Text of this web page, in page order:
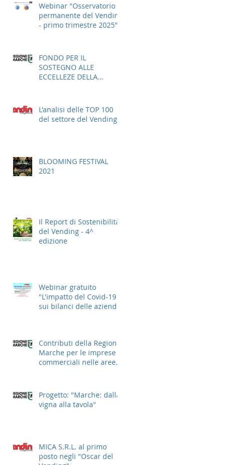
Webinar "Osservatorio
permanente del Vending
- primo trimestre 2025"
FONDO PER IL
SOSTEGNO ALLE
ECCELLEZE DELLA
ITALIANO
L'analisi delle TOP 100
del settore del Vending
BLOOMING FESTIVAL
2021
Il Report di Sostenibilità
del Vending - 4^
edizione
Webinar gratuito
"L'impatto del Covid-19
sui bilanci delle aziende
Contributi della Regione
Marche per le imprese
commerciali nelle aree
Progetto: "Marche: dalla
vigna alla tavola"
MICA S.R.L. al primo
posto negli "Oscar del